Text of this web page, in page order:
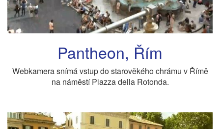
Pantheon, Řím
Webkamera snímá vstup do starověkého chrámu v Římě
na náměstí Piazza della Rotonda.